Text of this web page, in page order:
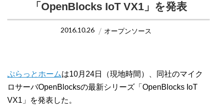
「OpenBlocks IoT VX1」を発表
2016.10.26 オープンソース
ぷらっとホームは10月24日（現地時間）、同社のマイク
ロサーバOpenBlocksの最新シリーズ「OpenBlocks IoT
VX1」を発表した。